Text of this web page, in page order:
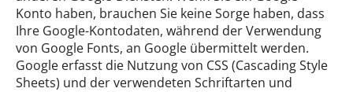
Konto haben, brauchen Sie keine Sorge haben, dass
Ihre Google-Kontodaten, während der Verwendung
von Google Fonts, an Google übermittelt werden.
Google erfasst die Nutzung von CSS (Cascading Style
Sheets) und der verwendeten Schriftarten und